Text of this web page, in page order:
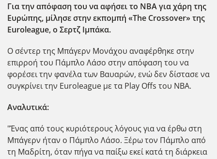
Για την απόφαση του να αφήσει το ΝΒΑ για χάρη της
Ευρώπης, μίλησε στην εκπομπή «The Crossover» της
Euroleague, ο Σερτζ Ιμπάκα.
Ο σέντερ της Μπάγερν Μονάχου αναφέρθηκε στην
επιρροή του Πάμπλο Λάσο στην απόφαση του να
φορέσει την φανέλα των Βαυαρών, ενώ δεν δίστασε να
συγκρίνει την Euroleague με τα Play Offs του ΝΒΑ.
Αναλυτικά:
"Ένας από τους κυριότερους λόγους για να έρθω στη
Μπάγερν ήταν ο Πάμπλο Λάσο. Ξέρω τον Πάμπλο από
τη Μαδρίτη, όταν πήγα να παίξω εκεί κατά τη διάρκεια